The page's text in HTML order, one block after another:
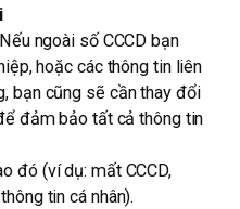
ngoài số CCCD bạn
hoặc các thông tin liên
bạn cũng sẽ cần thay đổi
đảm bảo tất cả thông tin
đó (ví dụ: mất CCCD,
tin cá nhân).